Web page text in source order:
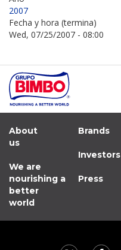
2007
Fecha y hora (termina)
Wed, 07/25/2007 - 08:00
About
us
We are
nourishing a
better
world
Brands
Investors
Press